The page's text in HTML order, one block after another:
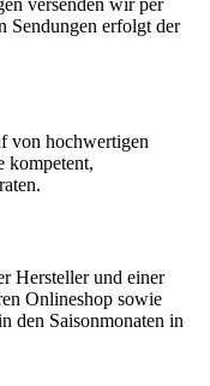
versenden wir per
Sendungen erfolgt der
von hochwertigen
kompetent,
Hersteller und einer
Onlineshop sowie
den Saisonmonaten in